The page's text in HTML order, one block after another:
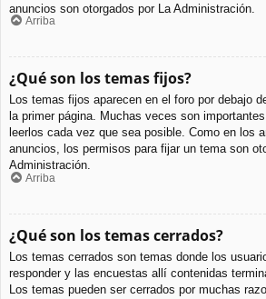
anuncios son otorgados por La Administración.
Arriba
¿Qué son los temas fijos?
Los temas fijos aparecen en el foro por debajo
la primer página. Muchas veces son
leerlos cada vez que sea posible. Como en los
anuncios, los permisos para fijar un tema son
Administración.
Arriba
¿Qué son los temas cerrados?
Los temas cerrados son temas donde los
responder y las encuestas allí contenidas
Los temas pueden ser cerrados por muchas